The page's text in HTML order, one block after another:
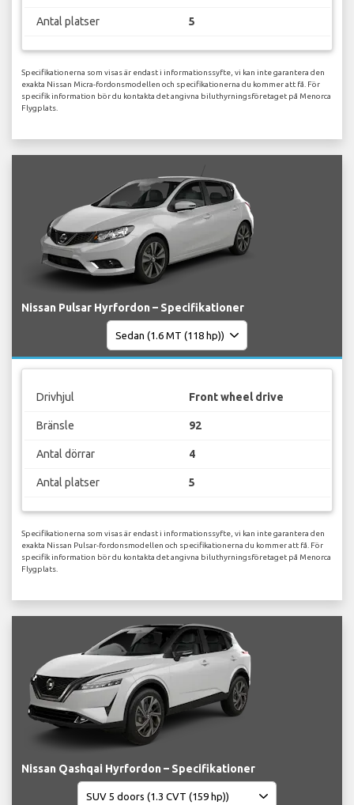
Antal platser 5
Specifikationerna som visas är endast i informationssyfte, vi kan inte garantera den
exakta Nissan Micra-fordonsmodellen och specifikationerna du kommer att få. För
specifik information bör du kontakta det angivna biluthyrningsföretaget på Menorca
Flygplats.
Nissan Pulsar Hyrfordon – Specifikationer
Drivhjul Front wheel drive
Bränsle 92
Antal dörrar 4
Antal platser 5
Specifikationerna som visas är endast i informationssyfte, vi kan inte garantera den
exakta Nissan Pulsar-fordonsmodellen och specifikationerna du kommer att få. För
specifik information bör du kontakta det angivna biluthyrningsföretaget på Menorca
Flygplats.
Nissan Qashqai Hyrfordon – Specifikationer